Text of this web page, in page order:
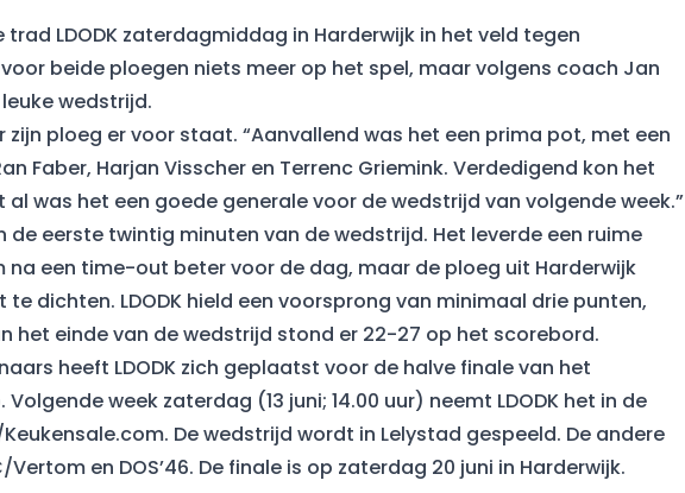
LDODK zaterdagmiddag in Harderwijk in het veld tegen
beide ploegen niets meer op het spel, maar volgens coach Jan
wedstrijd.
zijn ploeg er voor staat. “Aanvallend was het een prima pot, met een
Faber, Harjan Visscher en Terrenc Griemink. Verdedigend kon het
al was het een goede generale voor de wedstrijd van volgende week.”
de eerste twintig minuten van de wedstrijd. Het leverde een ruime
na een time-out beter voor de dag, maar de ploeg uit Harderwijk
dichten. LDODK hield een voorsprong van minimaal drie punten,
het einde van de wedstrijd stond er 22-27 op het scorebord.
heeft LDODK zich geplaatst voor de halve finale van het
week zaterdag (13 juni; 14.00 uur) neemt LDODK het in de
De wedstrijd wordt in Lelystad gespeeld. De andere
en DOS’46. De finale is op zaterdag 20 juni in Harderwijk.